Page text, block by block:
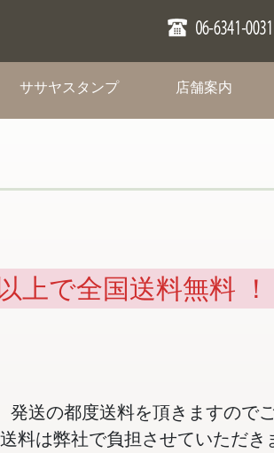
ササヤスタンプ(current) 店舗案内
上で全国送料無料 ！
送の都度送料を頂きますのでご
料は弊社で負担させていただ